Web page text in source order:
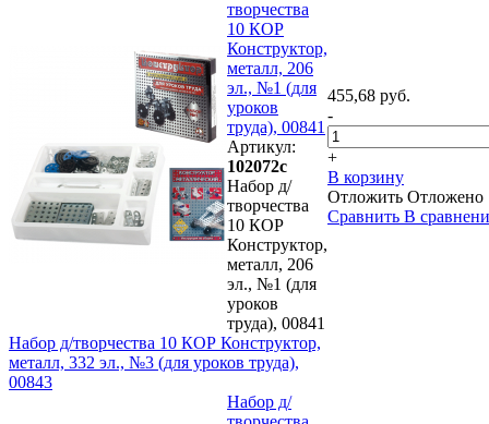
творчества
10 КОР
Конструктор,
металл, 206
эл., №1 (для
уроков
труда), 00841
Артикул:
102072с
Набор д/
творчества
10 КОР
Конструктор,
металл, 206
эл., №1 (для
уроков
труда), 00841
455,68 руб.
-
+
В корзину
Отложить Отложено
Сравнить В
Набор д/творчества 10 КОР Конструктор,
металл, 332 эл., №3 (для уроков труда),
00843
Набор д/